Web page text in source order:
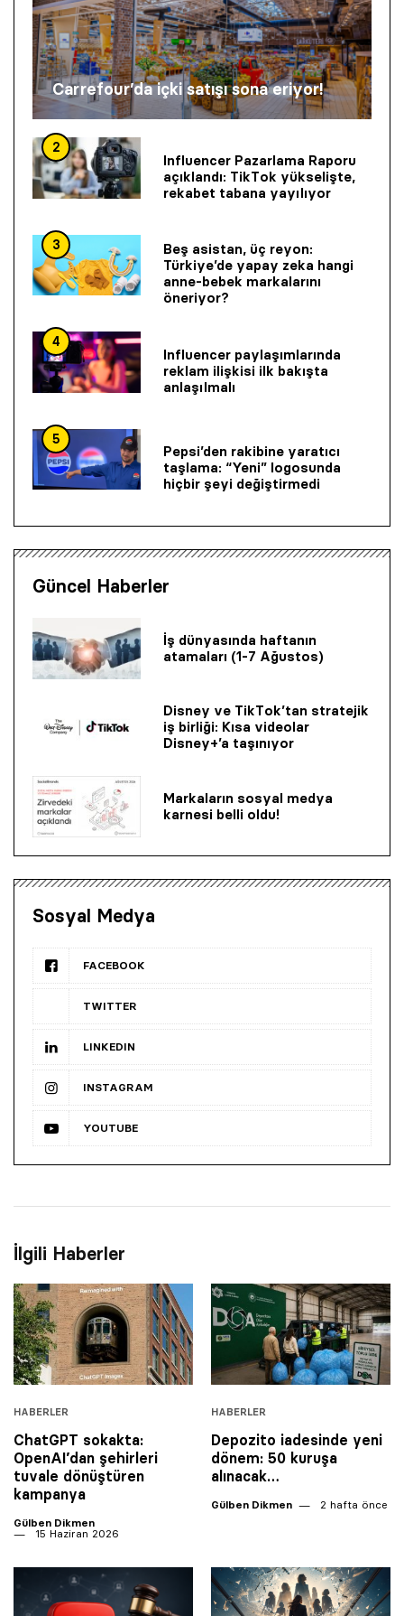
Carrefour’da içki satışı sona eriyor!
2
Influencer Pazarlama Raporu
açıklandı: TikTok yükselişte,
rekabet tabana yayılıyor
3
Beş asistan, üç reyon:
Türkiye’de yapay zeka hangi
anne-bebek markalarını
öneriyor?
4
Influencer paylaşımlarında
reklam ilişkisi ilk bakışta
anlaşılmalı
5
Pepsi’den rakibine yaratıcı
taşlama: “Yeni” logosunda
hiçbir şeyi değiştirmedi
Güncel Haberler
İş dünyasında haftanın
atamaları (1-7 Ağustos)
Disney ve TikTok’tan stratejik
iş birliği: Kısa videolar
Disney+’a taşınıyor
Markaların sosyal medya
karnesi belli oldu!
Sosyal Medya
FACEBOOK
TWITTER
LINKEDIN
INSTAGRAM
YOUTUBE
İlgili Haberler
HABERLER
ChatGPT sokakta:
OpenAI’dan şehirleri
tuvale dönüştüren
kampanya
Gülben Dikmen
15 Haziran 2026
HABERLER
Depozito iadesinde yeni
dönem: 50 kuruşa
alınacak…
Gülben Dikmen 2 hafta önce